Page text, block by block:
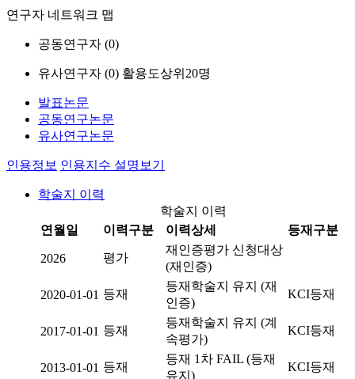
연구자 네트워크 맵
공동연구자 (0)
유사연구자 (0) 활용도상위20명
발표논문
공동연구논문
유사연구논문
인용정보 인용지수 설명보기
학술지 이력
학술지 이력
연월일
이력구분 이력상세 등재구분
2026 평가
재인증평가 신청대상
(재인증)
2020-01-01 등재
등재학술지 유지 (재
인증)
KCI등재
2017-01-01 등재
등재학술지 유지 (계
속평가)
KCI등재
2013-01-01 등재
등재 1차 FAIL (등재
유지)
KCI등재